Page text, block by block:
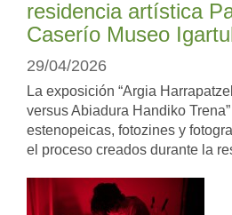
residencia artística
Caserío Museo
29/04/2026
La exposición “Argia
versus Abiadura Handiko
estenopeicas, fotozines y
el proceso creados durante la